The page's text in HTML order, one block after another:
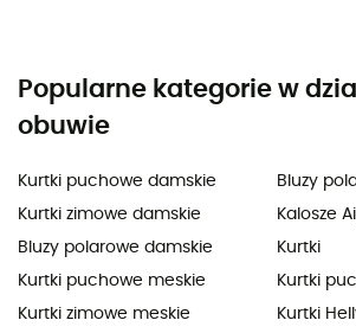
Popularne kategorie w
obuwie
Kurtki puchowe damskie
Kurtki zimowe damskie
Bluzy polarowe damskie
Kurtki puchowe meskie
Kurtki zimowe meskie
Bluzy
Kalosze
Kurtki
Kurtki
Kurtki